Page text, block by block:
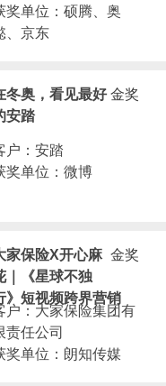
奖单位：硕腾、奥
、京东
金奖
冬奥，看见最好
安踏
户：安踏
奖单位：微博
金奖
家保险X开心麻
｜《星球不独
》短视频跨界营销
户：大家保险集团有
责任公司
奖单位：朗知传媒